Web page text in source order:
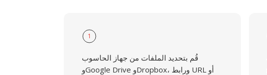
1
قُم بتحديد الملفات من جهاز الحاسوب
وGoogle Drive وDropbox، ورابط URL أو